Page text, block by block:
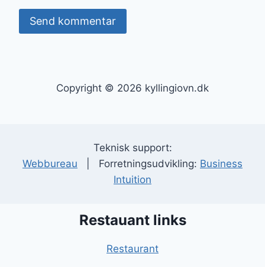
Copyright © 2026 kyllingiovn.dk
Teknisk support:
Webbureau | Forretningsudvikling: Business
Intuition
Restauant links
Restaurant